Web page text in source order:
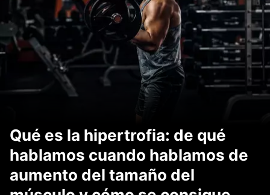
Qué es la hipertrofia: de qué
hablamos cuando hablamos de
aumento del tamaño del